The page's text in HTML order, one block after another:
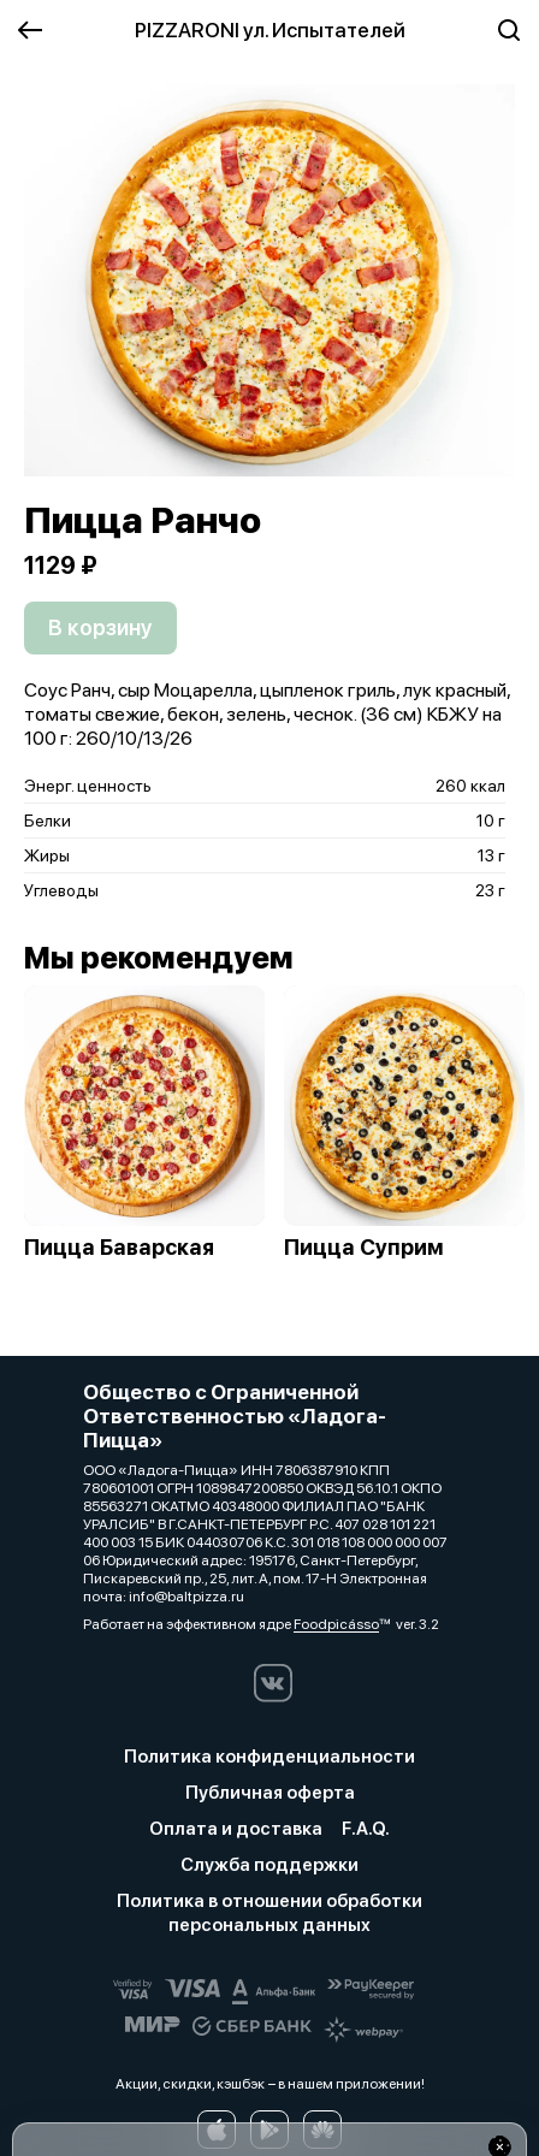
PIZZARONI ул. Испытателей
Пицца Ранчо
1129 ₽
В корзину
Соус Ранч, сыр Моцарелла, цыпленок гриль, лук красный,
томаты свежие, бекон, зелень, чеснок. (36 см) КБЖУ на
100 г: 260/10/13/26
Энерг. ценность
260 ккал
Белки
10 г
Жиры
13 г
Углеводы
23 г
Мы рекомендуем
Пицца Баварская Пицца Суприм
Общество с Ограниченной
Ответственностью «Ладога-
Пицца»
ООО «Ладога-Пицца» ИНН 7806387910 КПП
780601001 ОГРН 1089847200850 ОКВЭД 56.10.1 ОКПО
85563271 ОКАТМО 40348000 ФИЛИАЛ ПАО "БАНК
УРАЛСИБ" В Г.САНКТ-ПЕТЕРБУРГ Р.С. 407 028 101 221
400 003 15 БИК 044030706 К.С. 301 018 108 000 000 007
06 Юридический адрес: 195176, Санкт-Петербург,
Пискаревский пр., 25, лит. А, пом. 17-Н Электронная
почта: info@baltpizza.ru
Работает на эффективном ядреFoodpicássover. 3.2
Политика конфиденциальности
Публичная оферта
Оплата и доставка
F.A.Q.
Служба поддержки
Политика в отношении обработки
персональных данных
Акции, скидки, кэшбэк − в нашем приложении!